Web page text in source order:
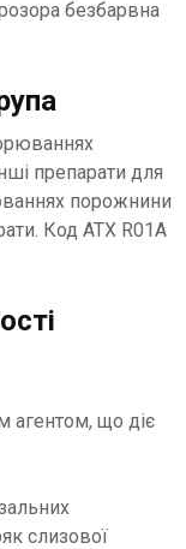
безбарвна
препарати для
порожнини
Код АТХ R01А
агентом, що діє
слизової